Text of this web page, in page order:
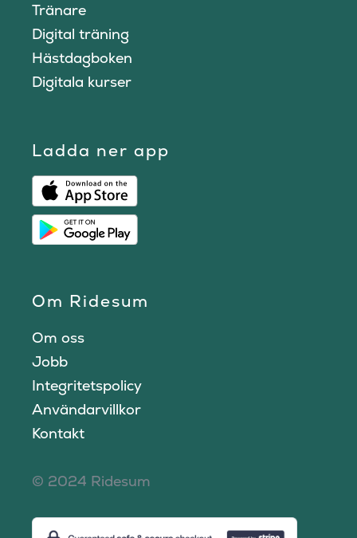
Tränare
Digital träning
Hästdagboken
Digitala kurser
Ladda ner app
Om Ridesum
Om oss
Jobb
Integritetspolicy
Användarvillkor
Kontakt
© 2024 Ridesum